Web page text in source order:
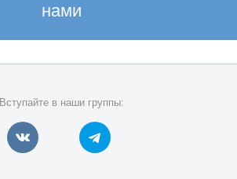
нами
Вступайте в наши группы: